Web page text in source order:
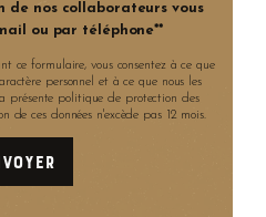
de nos collaborateurs vous
ou par téléphone**
ce formulaire, vous consentez à ce que
personnel et à ce que nous les
présente politique de protection des
de ces données n'excède pas 12 mois.